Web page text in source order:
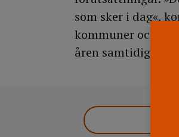
som sker i dag«,
kommuner och
åren samtidigt